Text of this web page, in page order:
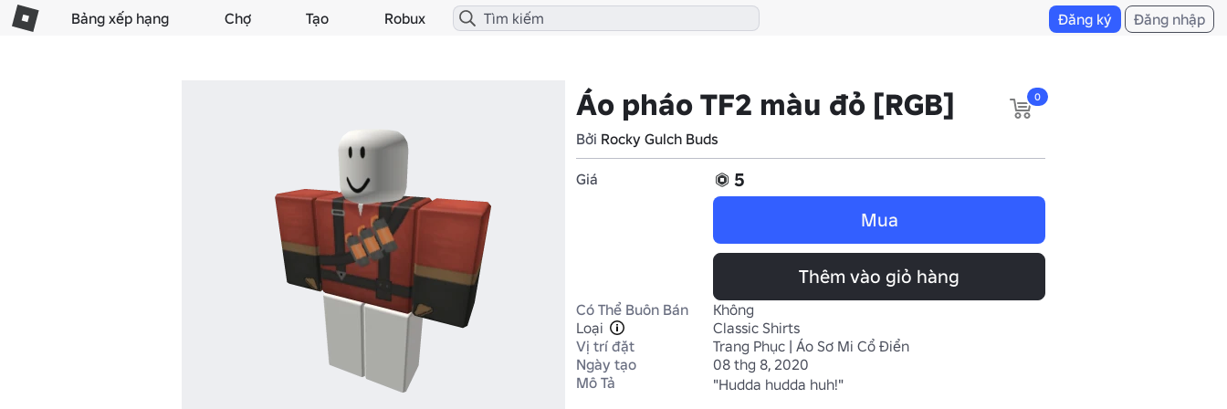
Bảng xếp hạng Chợ Tạo Robux Đăng ký Đăng nhập
Áo pháo TF2 màu đỏ [RGB]
Bởi Rocky Gulch Buds
0
Giá
5
Mua
Thêm vào giỏ hàng
Có Thể Buôn Bán
Không
Loại
Classic Shirts
Vị trí đặt
Trang Phục | Áo Sơ Mi Cổ Điển
Ngày tạo
08 thg 8, 2020
Mô Tả
"Hudda hudda huh!"